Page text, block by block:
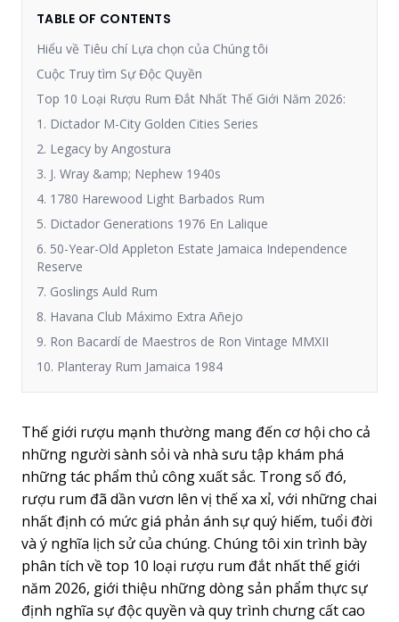
TABLE OF CONTENTS
Hiểu về Tiêu chí Lựa chọn của Chúng tôi
Cuộc Truy tìm Sự Độc Quyền
Top 10 Loại Rượu Rum Đắt Nhất Thế Giới Năm 2026:
1. Dictador M-City Golden Cities Series
2. Legacy by Angostura
3. J. Wray &amp; Nephew 1940s
4. 1780 Harewood Light Barbados Rum
5. Dictador Generations 1976 En Lalique
6. 50-Year-Old Appleton Estate Jamaica Independence
Reserve
7. Goslings Auld Rum
8. Havana Club Máximo Extra Añejo
9. Ron Bacardí de Maestros de Ron Vintage MMXII
10. Planteray Rum Jamaica 1984
Thế giới rượu mạnh thường mang đến cơ hội cho cả
những người sành sỏi và nhà sưu tập khám phá
những tác phẩm thủ công xuất sắc. Trong số đó,
rượu rum đã dần vươn lên vị thế xa xỉ, với những chai
nhất định có mức giá phản ánh sự quý hiếm, tuổi đời
và ý nghĩa lịch sử của chúng. Chúng tôi xin trình bày
phân tích về top 10 loại rượu rum đắt nhất thế giới
năm 2026, giới thiệu những dòng sản phẩm thực sự
định nghĩa sự độc quyền và quy trình chưng cất cao